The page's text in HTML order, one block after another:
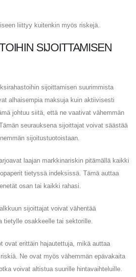
liittyy kuitenkin myös riskejä.
SIJOITTAMISEN
sijoittamisen suurimmista
alhaisempia maksuja kuin aktiivisesti
johtuu siitä, että ne vaativat vähemmän
seurauksena sijoittajat voivat säästää
sijoitustuotoistaan.
laajan markkinariskin pitämällä kaikki
tietyssä indeksissä. Tämä auttaa
osan tai kaikki rahasi.
sijoittajat voivat vähentää
tietylle osakkeelle tai sektorille.
ovat erittäin hajautettuja, mikä auttaa
Ne ovat myös vähemmän epävakaita
voivat altistua suurille hintavaihteluille.